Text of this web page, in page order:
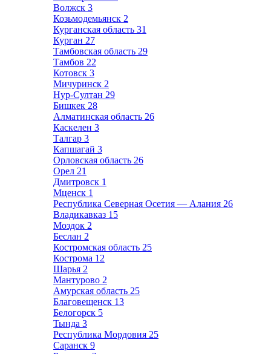
Волжск 3
Козьмодемьянск 2
Курганская область 31
Курган 27
Тамбовская область 29
Тамбов 22
Котовск 3
Мичуринск 2
Нур-Султан 29
Бишкек 28
Алматинская область 26
Каскелен 3
Талгар 3
Капшагай 3
Орловская область 26
Орел 21
Дмитровск 1
Мценск 1
Республика Северная Осетия — Алания 26
Владикавказ 15
Моздок 2
Беслан 2
Костромская область 25
Кострома 12
Шарья 2
Мантурово 2
Амурская область 25
Благовещенск 13
Белогорск 5
Тында 3
Республика Мордовия 25
Саранск 9